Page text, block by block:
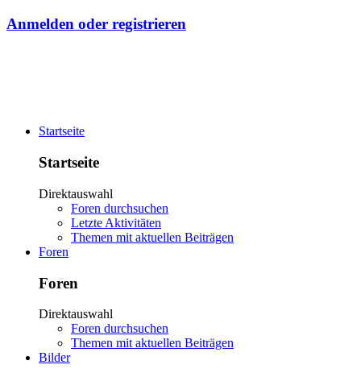
Anmelden oder registrieren
Startseite
Startseite
Direktauswahl
Foren durchsuchen
Letzte Aktivitäten
Themen mit aktuellen Beiträgen
Foren
Foren
Direktauswahl
Foren durchsuchen
Themen mit aktuellen Beiträgen
Bilder